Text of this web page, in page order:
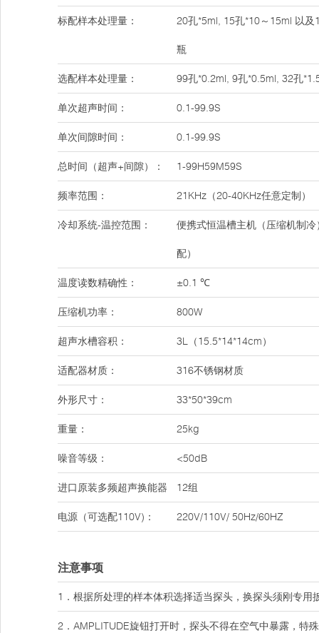
标配样本处理量： 20孔*5ml, 15孔*10～15ml 以及
瓶
选配样本处理量： 99孔*0.2ml, 9孔*0.5ml, 32孔
单次超声时间： 0.1-99.9S
单次间隙时间： 0.1-99.9S
总时间（超声+间隙）： 1-99H59M59S
频率范围： 21KHz（20-40KHz任意定制）
冷却系统-温控范围： 便携式恒温槽主机（压缩机制
配）
温度读数精确性： ±0.1 ℃
压缩机功率： 800W
超声水槽容积： 3L（15.5*14*14cm）
适配器材质： 316不锈钢材质
外形尺寸： 33*50*39cm
重量： 25kg
噪音等级： <50dB
进口原装多频超声换能器 12组
电源（可选配110V)： 220V/110V/ 50Hz/60HZ
注意事项
1．根据所处理的样本体积选择适当探头，换探头须刚专用
2．AMPLITUDE旋钮打开时，探头不得在空气中暴露，特